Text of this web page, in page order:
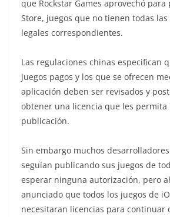
que Rockstar Games aprovechó
Store, juegos que no tienen todas
legales correspondientes.
Las regulaciones chinas especifican
juegos pagos y los que se ofrecen
aplicación deben ser revisados y
obtener una licencia que les permita
publicación.
Sin embargo muchos
seguían publicando sus juegos de
esperar ninguna autorización, pero
anunciado que todos los juegos de
necesitaran licencias para continuar